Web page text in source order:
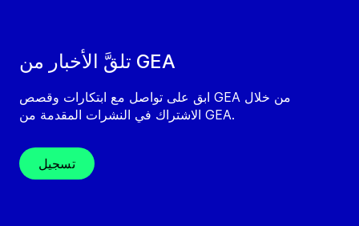
تلقَّ الأخبار من GEA
ابق على تواصل مع ابتكارات وقصص GEA من خلال
الاشتراك في النشرات المقدمة من GEA.
تسجيل